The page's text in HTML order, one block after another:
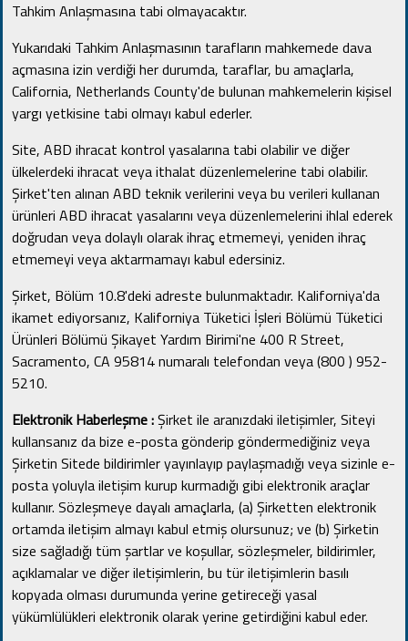
Tahkim Anlaşmasına tabi olmayacaktır.
Yukarıdaki Tahkim Anlaşmasının tarafların mahkemede dava
açmasına izin verdiği her durumda, taraflar, bu amaçlarla,
California, Netherlands County'de bulunan mahkemelerin kişisel
yargı yetkisine tabi olmayı kabul ederler.
Site, ABD ihracat kontrol yasalarına tabi olabilir ve diğer
ülkelerdeki ihracat veya ithalat düzenlemelerine tabi olabilir.
Şirket'ten alınan ABD teknik verilerini veya bu verileri kullanan
ürünleri ABD ihracat yasalarını veya düzenlemelerini ihlal ederek
doğrudan veya dolaylı olarak ihraç etmemeyi, yeniden ihraç
etmemeyi veya aktarmamayı kabul edersiniz.
Şirket, Bölüm 10.8'deki adreste bulunmaktadır. Kaliforniya'da
ikamet ediyorsanız, Kaliforniya Tüketici İşleri Bölümü Tüketici
Ürünleri Bölümü Şikayet Yardım Birimi'ne 400 R Street,
Sacramento, CA 95814 numaralı telefondan veya (800 ) 952-
5210.
Elektronik Haberleşme :Şirket ile aranızdaki iletişimler, Siteyi
kullansanız da bize e-posta gönderip göndermediğiniz veya
Şirketin Sitede bildirimler yayınlayıp paylaşmadığı veya sizinle e-
posta yoluyla iletişim kurup kurmadığı gibi elektronik araçlar
kullanır. Sözleşmeye dayalı amaçlarla, (a) Şirketten elektronik
ortamda iletişim almayı kabul etmiş olursunuz; ve (b) Şirketin
size sağladığı tüm şartlar ve koşullar, sözleşmeler, bildirimler,
açıklamalar ve diğer iletişimlerin, bu tür iletişimlerin basılı
kopyada olması durumunda yerine getireceği yasal
yükümlülükleri elektronik olarak yerine getirdiğini kabul eder.